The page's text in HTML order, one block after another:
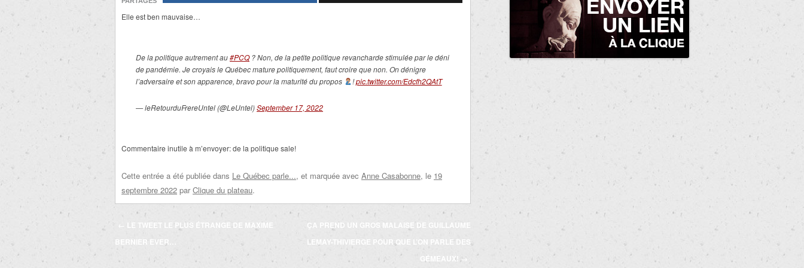
Elle est ben mauvaise…
De la politique autrement au#PCQ? Non, de la petite politique revancharde stimulée par le déni
de pandémie. Je croyais le Québec mature politiquement, faut croire que non. On dénigre
l’adversaire et son apparence, bravo pour la maturité du propos
!pic.twitter.com/Edcfh2QAtT
— leRetourduFrereUntel (@LeUntel)September 17, 2022
Commentaire inutile à m’envoyer: de la politique sale!
Cette entrée a été publiée dans Le Québec parle..., et marquée avec Anne Casabonne, le 19
septembre 2022 par Clique du plateau.
Navigation
des
articles
← LE TWEET LE PLUS ÉTRANGE DE MAXIME
BERNIER EVER…
ÇA PREND UN GROS MALAISE DE GUILLAUME
LEMAY-THIVIERGE POUR QUE L’ON PARLE DES
GÉMEAUX!→